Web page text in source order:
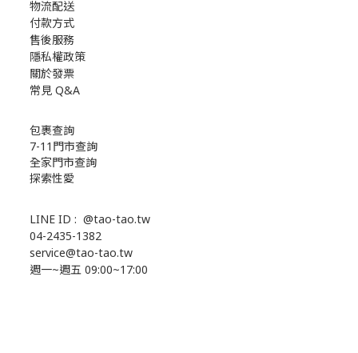
物流配送
付款方式
售後服務
隱私權政策
關於發票
常見 Q&A
包裹查詢
7-11門市查詢
全家門市查詢
探索性愛
LINE ID : @tao-tao.tw
04-2435-1382
service@tao-tao.tw
週一~週五 09:00~17:00